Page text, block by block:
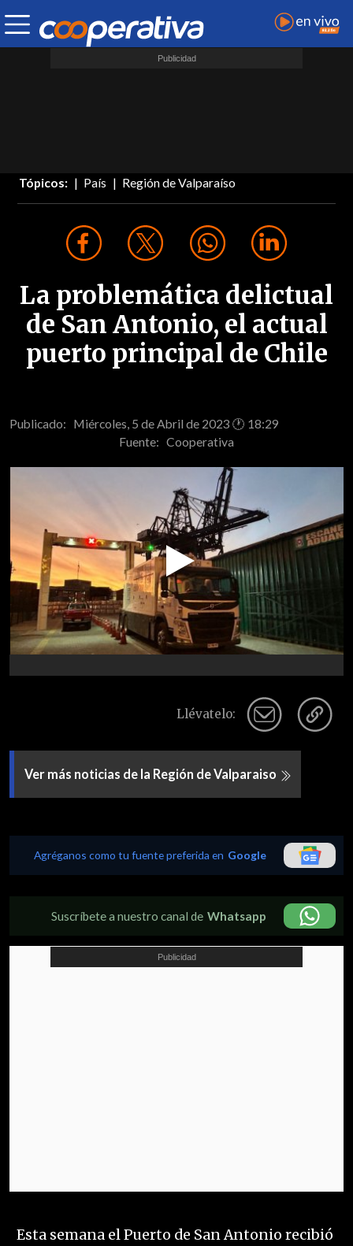
Tópicos: País Región de Valparaíso
La problemática delictual
de San Antonio, el actual
puerto principal de Chile
Publicado: Miércoles, 5 de Abril de 2023 🕐 18:29
Fuente: Cooperativa
Play
Video
Llévatelo:
Ver más noticias de la Región de Valparaiso
Agréganos como tu fuente preferida en Google
Suscríbete a nuestro canal de Whatsapp
Esta semana el Puerto de San Antonio recibió